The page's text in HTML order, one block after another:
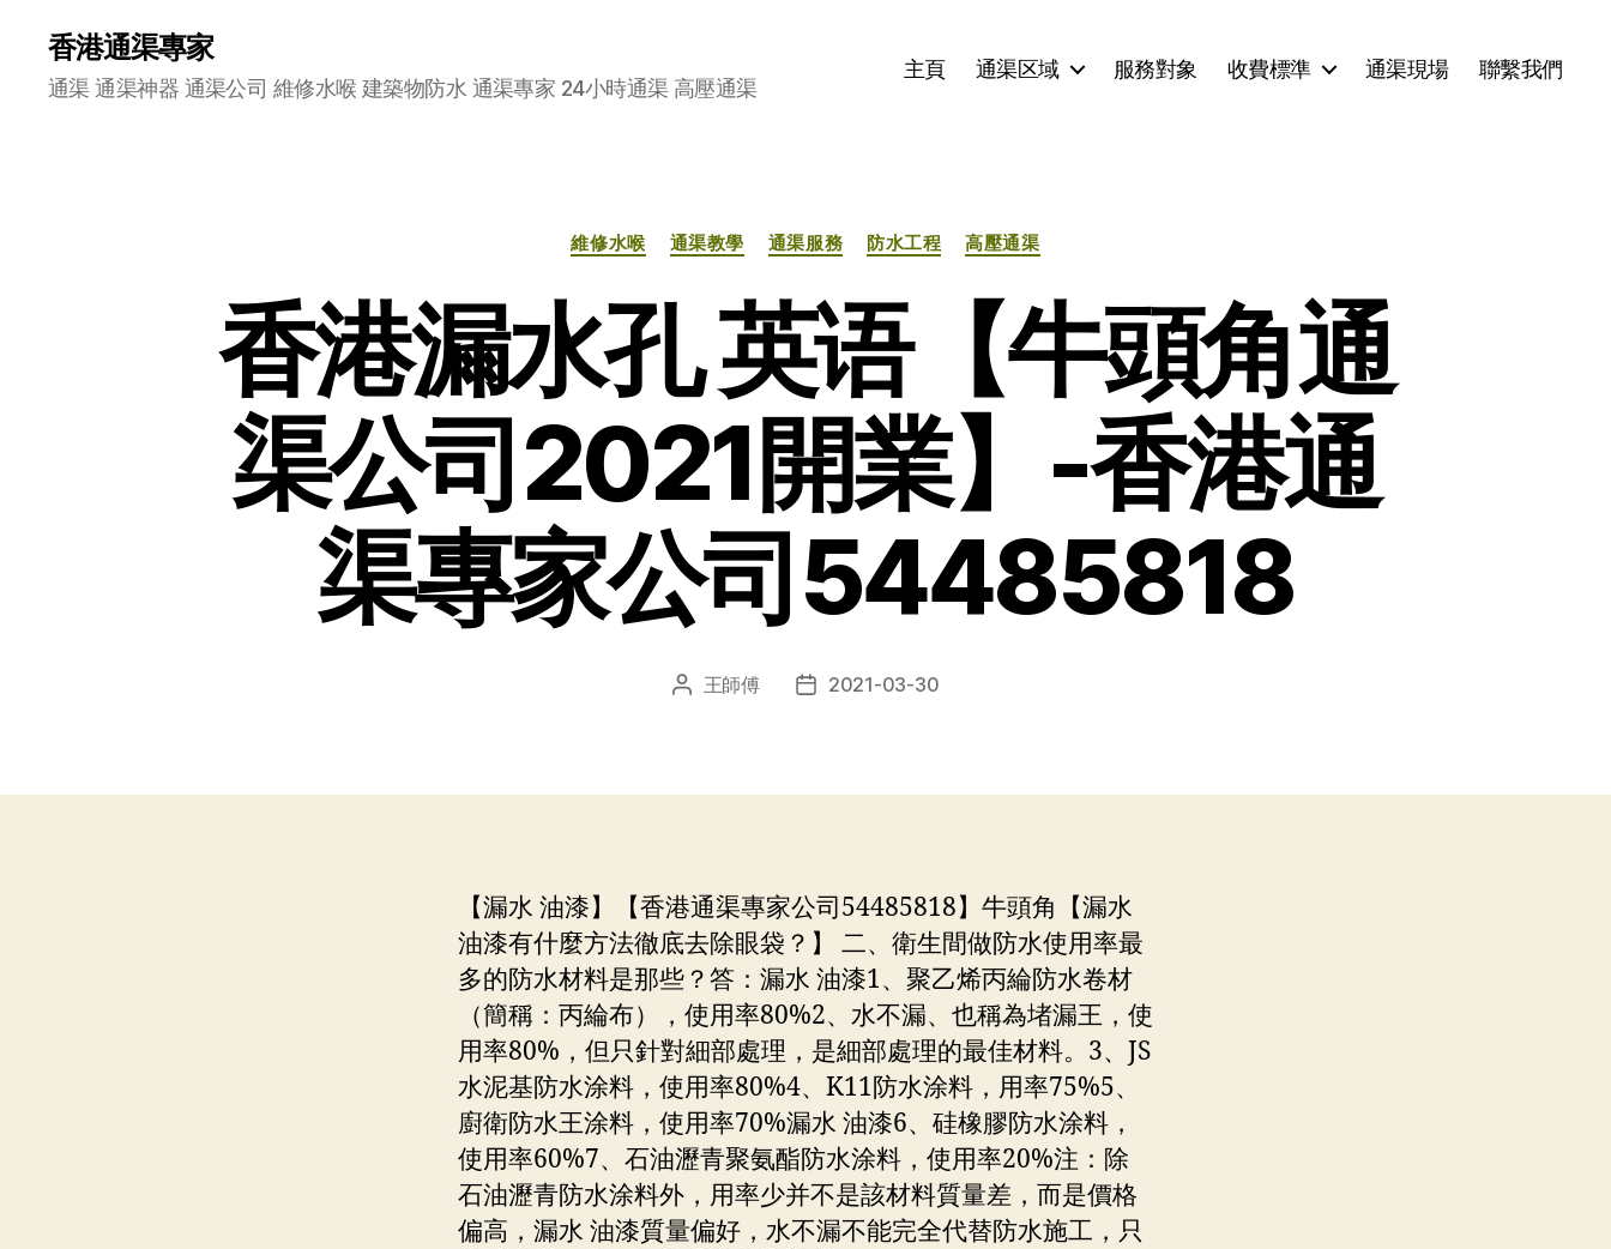
香港通渠專家
通渠 通渠神器 通渠公司 維修水喉 建築物防水 通渠專家 24小時通渠 高壓通渠
主頁 通渠区域 服務對象 收費標準 通渠現場 聯繫我們
分
类
維修水喉 通渠教學 通渠服務 防水工程 高壓通渠
香港漏水孔 英语【牛頭角通
渠公司2021開業】-香港通
渠專家公司54485818
文 王師傅
发 2021-03-30
【漏水 油漆】【香港通渠專家公司54485818】牛頭角【漏水
油漆有什麼方法徹底去除眼袋？】 二、衛生間做防水使用率最
多的防水材料是那些？答：漏水 油漆1、聚乙烯丙綸防水卷材
（簡稱：丙綸布），使用率80%2、水不漏、也稱為堵漏王，使
用率80%，但只針對細部處理，是細部處理的最佳材料。3、JS
水泥基防水涂料，使用率80%4、K11防水涂料，用率75%5、
廚衛防水王涂料，使用率70%漏水 油漆6、硅橡膠防水涂料，
使用率60%7、石油瀝青聚氨酯防水涂料，使用率20%注：除
石油瀝青防水涂料外，用率少并不是該材料質量差，而是價格
偏高，漏水 油漆質量偏好，水不漏不能完全代替防水施工，只